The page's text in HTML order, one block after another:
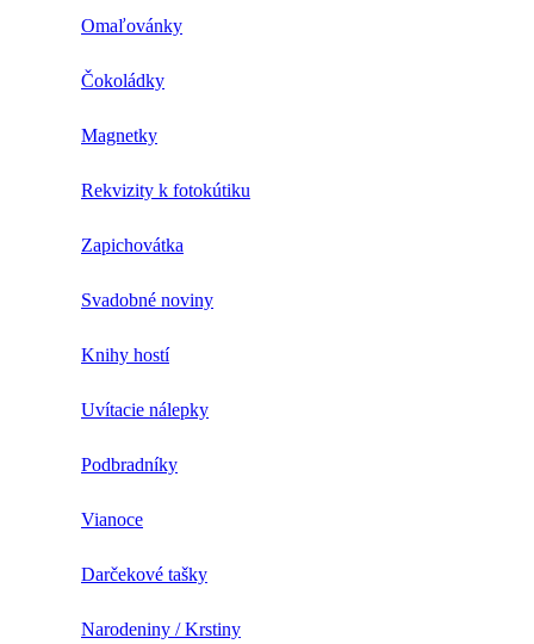
Omaľovánky
Čokoládky
Magnetky
Rekvizity k fotokútiku
Zapichovátka
Svadobné noviny
Knihy hostí
Uvítacie nálepky
Podbradníky
Vianoce
Darčekové tašky
Narodeniny / Krstiny